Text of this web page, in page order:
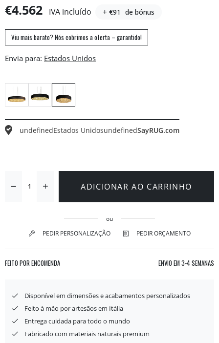
€4.562 IVA incluído + €91 de bónus
Viu mais barato? Nós cobrimos a oferta – garantido!
Envia para:
undefinedEstados UnidosundefinedSayRUG.com
ADICIONAR AO CARRINHO
ou
PEDIR PERSONALIZAÇÃO
PEDIR ORÇAMENTO
FEITO POR ENCOMENDA ENVIO EM 3-4 SEMANAS
Disponível em dimensões e acabamentos personalizados
Feito à mão por artesãos em Itália
Entrega cuidada para todo o mundo
Fabricado com materiais naturais premium